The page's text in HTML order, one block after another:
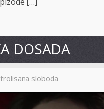
DOSADA
sloboda